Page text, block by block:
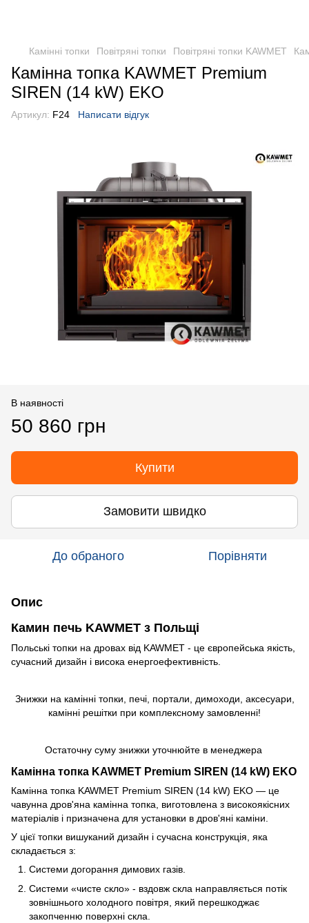
Камінні топки Повітряні топки Повітряні топки KAWMET
Камінна топка KAWMET Premium
SIREN (14 kW) EKO
Артикул: F24 Написати відгук
В наявності
50 860 грн
Купити
Замовити швидко
До обраного Порівняти
Опис
Камин печь KAWMET з Польщі
Польські топки на дровах від KAWMET - це європейська якість,
сучасний дизайн і висока енергоефективність.
Знижки на камінні топки, печі, портали, димоходи, аксесуари,
камінні решітки при комплексному замовленні!
Остаточну суму знижки уточнюйте в менеджера
Камінна топка KAWMET Premium SIREN (14 kW) EKO
Камінна топка KAWMET Premium SIREN (14 kW) EKO ― це
чавунна дров'яна камінна топка, виготовлена з високоякісних
матеріалів і призначена для установки в дров'яні каміни.
У цієї топки вишуканий дизайн і сучасна конструкція, яка
складається з:
Системи догорання димових газів.
Системи «чисте скло» - вздовж скла направляється потік
зовнішнього холодного повітря, який перешкоджає
закопченню поверхні скла.